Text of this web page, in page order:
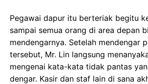
Pegawai dapur itu berteriak begitu
sampai semua orang di area depan
mendengarnya. Setelah mendengar
tersebut, Mr. Lin langsung
mengenai kata-kata tidak pantas
dengar. Kasir dan staf lain di sana